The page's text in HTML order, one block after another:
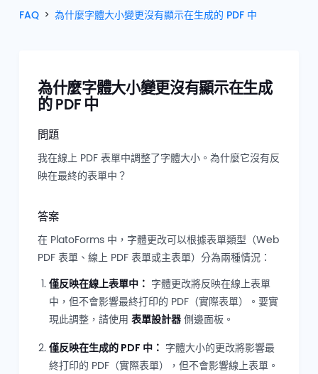
FAQ 為什麼字體大小變更沒有顯示在生成的 PDF 中
為什麼字體大小變更沒有顯示在生成
的 PDF 中
問題
我在線上 PDF 表單中調整了字體大小。為什麼它沒有反
映在最終的表單中？
答案
在 PlatoForms 中，字體更改可以根據表單類型（Web
PDF 表單、線上 PDF 表單或主表單）分為兩種情況：
僅反映在線上表單中： 字體更改將反映在線上表單
中，但不會影響最終打印的 PDF（實際表單）。要實
現此調整，請使用 表單設計器側邊面板。
僅反映在生成的 PDF 中： 字體大小的更改將影響最
終打印的 PDF（實際表單），但不會影響線上表單。